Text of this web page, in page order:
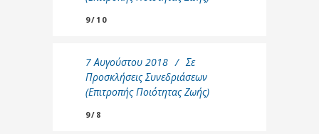
9/10
7 Αυγούστου 2018
Σε
Προσκλήσεις Συνεδριάσεων
(Επιτροπής Ποιότητας Ζωής)
9/8